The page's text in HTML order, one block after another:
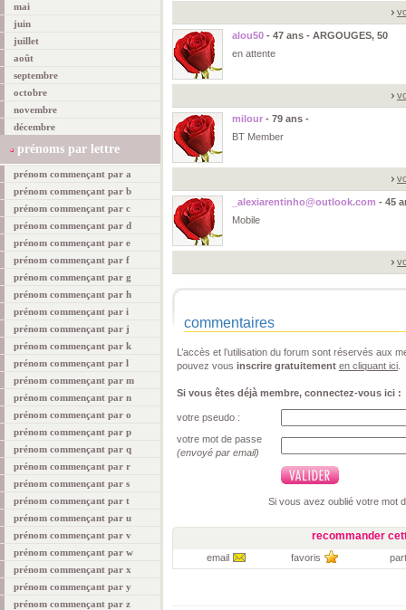
mai
juin
juillet
août
septembre
octobre
novembre
décembre
prénoms par lettre
prénom commençant par a
prénom commençant par b
prénom commençant par c
prénom commençant par d
prénom commençant par e
prénom commençant par f
prénom commençant par g
prénom commençant par h
prénom commençant par i
prénom commençant par j
prénom commençant par k
prénom commençant par l
prénom commençant par m
prénom commençant par n
prénom commençant par o
prénom commençant par p
prénom commençant par q
prénom commençant par r
prénom commençant par s
prénom commençant par t
prénom commençant par u
prénom commençant par v
prénom commençant par w
prénom commençant par x
prénom commençant par y
prénom commençant par z
alou50 - 47 ans - ARGOUGES, 50
en attente
milour - 79 ans -
BT Member
_alexiarentinho@outlook.com - 45
Mobile
commentaires
L’accès et l’utilisation du forum sont réservés aux
pouvez vous inscrire gratuitement en cliquant ici
Si vous êtes déjà membre, connectez-vous ici :
votre pseudo :
votre mot de passe
(envoyé par email)
Si vous avez oublié votre mot
recommander
email favoris